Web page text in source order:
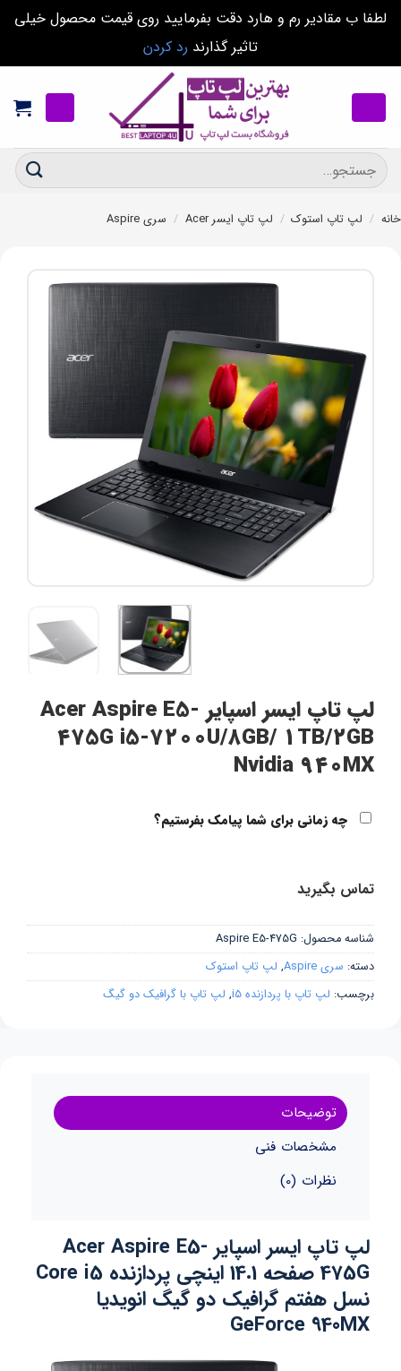
لطفا ب مقادیر رم و هارد دقت بفرمایید روی قیمت محصول خیلی
تاثیر گذارند رد کردن
content
جستجو
برای:
خانه / لپ تاپ استوک / لپ تاپ ایسر Acer / سری Aspire
لپ تاپ ایسر اسپایر Acer Aspire E5-
475G i5-7200U/8GB/ 1TB/2GB
Nvidia 940MX
چه زمانی برای شما پیامک بفرستیم؟
تماس بگیرید
شناسه محصول: Aspire E5-475G
دسته: سری Aspire , لپ تاپ استوک
برچسب: لپ تاپ با پردازنده i5 , لپ تاپ با گرافیک دو گیگ
توضیحات
مشخصات فنی
نظرات (0)
لپ تاپ ایسر اسپایر Acer Aspire E5-
475G صفحه 14.1 اینچی پردازنده Core i5
نسل هفتم گرافیک دو گیگ انویدیا
GeForce 940MX